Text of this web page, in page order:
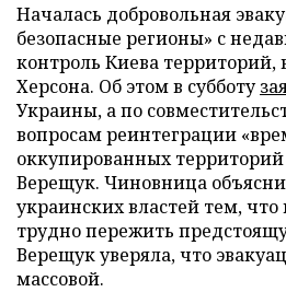
Началась добровольная
безопасные регионы» с
контроль Киева территорий,
Херсона. Об этом в субботу
Украины, а по
вопросам реинтеграции
оккупированных
Верещук. Чиновница
украинских властей тем,
трудно пережить
Верещук уверяла, что
массовой.